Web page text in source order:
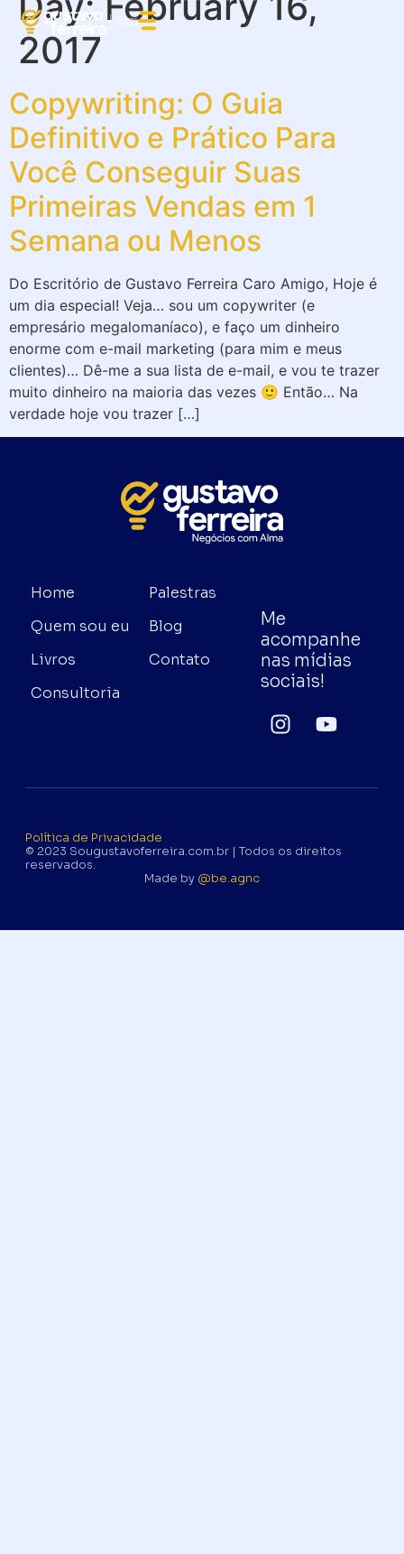
2017
Copywriting: O Guia
Definitivo e Prático Para
Você Conseguir Suas
Primeiras Vendas em 1
Semana ou Menos
Do Escritório de Gustavo Ferreira Caro Amigo, Hoje é
um dia especial! Veja… sou um copywriter (e
empresário megalomaníaco), e faço um dinheiro
enorme com e-mail marketing (para mim e meus
clientes)… Dê-me a sua lista de e-mail, e vou te trazer
muito dinheiro na maioria das vezes 🙂 Então… Na
verdade hoje vou trazer […]
Home
Quem sou eu
Livros
Consultoria
Palestras
Blog
Contato
Me
acompanhe
nas mídias
sociais!
Política de Privacidade
© 2023 Sougustavoferreira.com.br | Todos os direitos
reservados.
Made by @be.agnc